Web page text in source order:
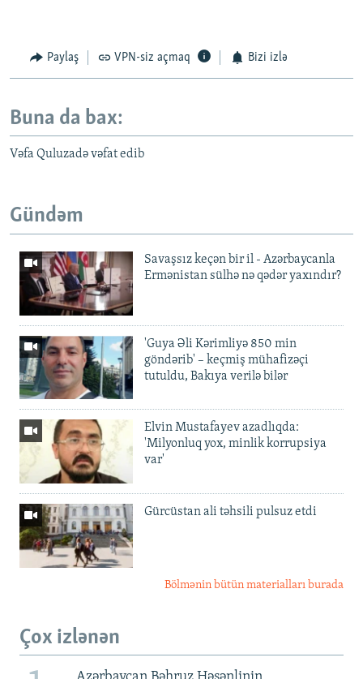
Paylaş VPN-siz açmaq Bizi izlə
Buna da bax:
Vəfa Quluzadə vəfat edib
Gündəm
Savaşsız keçən bir il - Azərbaycanla
Ermənistan sülhə nə qədər yaxındır?
'Guya Əli Kərimliyə 850 min
göndərib' – keçmiş mühafizəçi
tutuldu, Bakıya verilə bilər
Elvin Mustafayev azadlıqda:
'Milyonluq yox, minlik korrupsiya
var'
Gürcüstan ali təhsili pulsuz etdi
Bölmənin bütün materialları burada
Çox izlənən